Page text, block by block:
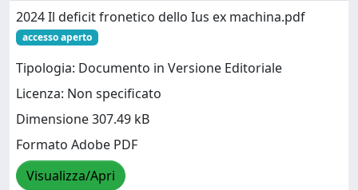
2024 Il deficit fronetico dello Ius ex machina.pdf
accesso aperto
Tipologia: Documento in Versione Editoriale
Licenza: Non specificato
Dimensione 307.49 kB
Formato Adobe PDF
Visualizza/Apri